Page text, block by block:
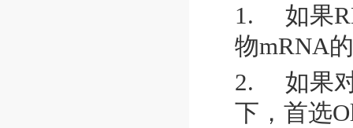
1.
如果
物mRNA的
2.
如果
下，首选